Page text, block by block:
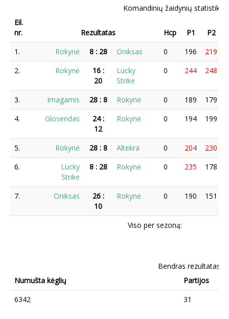
Komandinių žaidynių statistika
Eil.
nr.
Rezultatas Hcp P1 P2
1.
Rokynė 8 : 28 Oniksas 0 196 219
2.
Rokynė 16 :
20
Lucky
Strike
0 244 248
3. Imagamis 28 : 8 Rokynė 0 189 179
4.
Glosendas 24 :
12
Rokynė 0 194 199
5. Rokynė 28 : 8 Altekra 0 204 230
6.
Lucky
Strike
8 : 28 Rokynė 0 235 178
7. Oniksas 26 :
10
Rokynė 0 190 151
Viso per sezoną:
Bendras rezultatas
Numušta kėglių
Partijos
6342
31